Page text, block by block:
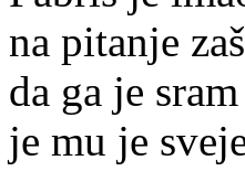
na pitanje
da ga je
je mu je